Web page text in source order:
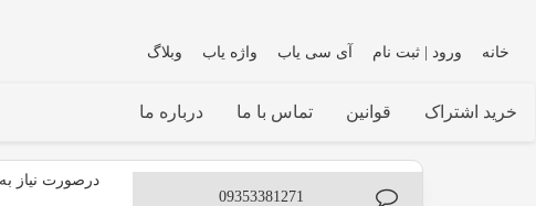
خانه ورود | ثبت نام آی سی یاب واژه یاب وبلاگ
خرید اشتراک قوانین تماس با ما درباره ما
09353381271
درصورت نیاز